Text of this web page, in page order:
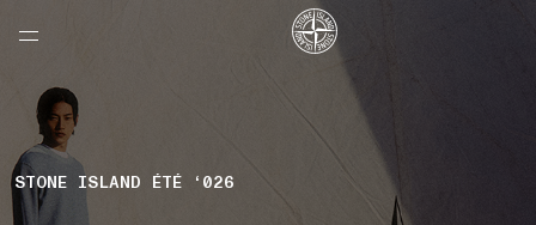
NAVIGATION.ARIA.GOTOMAINCONTENT
LABEL.SHOPPINGCOUNTRY CANADA
STONE ISLAND ÉTÉ ‘026